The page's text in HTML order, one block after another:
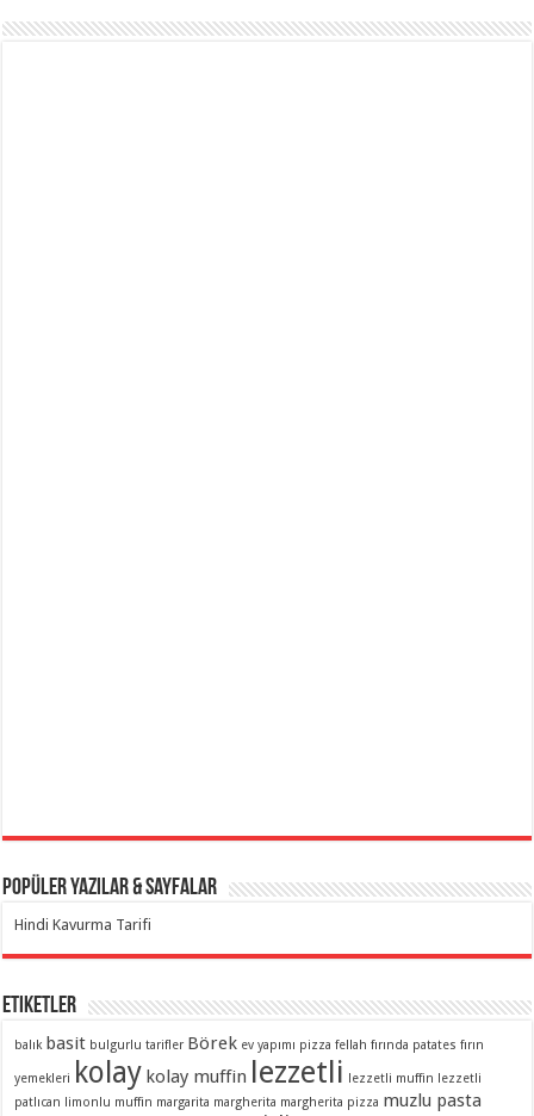
Popüler Yazılar & Sayfalar
Hindi Kavurma Tarifi
Etiketler
balık basit bulgurlu tarifler Börek ev yapımı pizza fellah fırında patates fırın
yemekleri kolay kolay muffin lezzetli lezzetli muffin
lezzetli
patlıcan
limonlu muffin margarita margherita margherita pizza muzlu pasta